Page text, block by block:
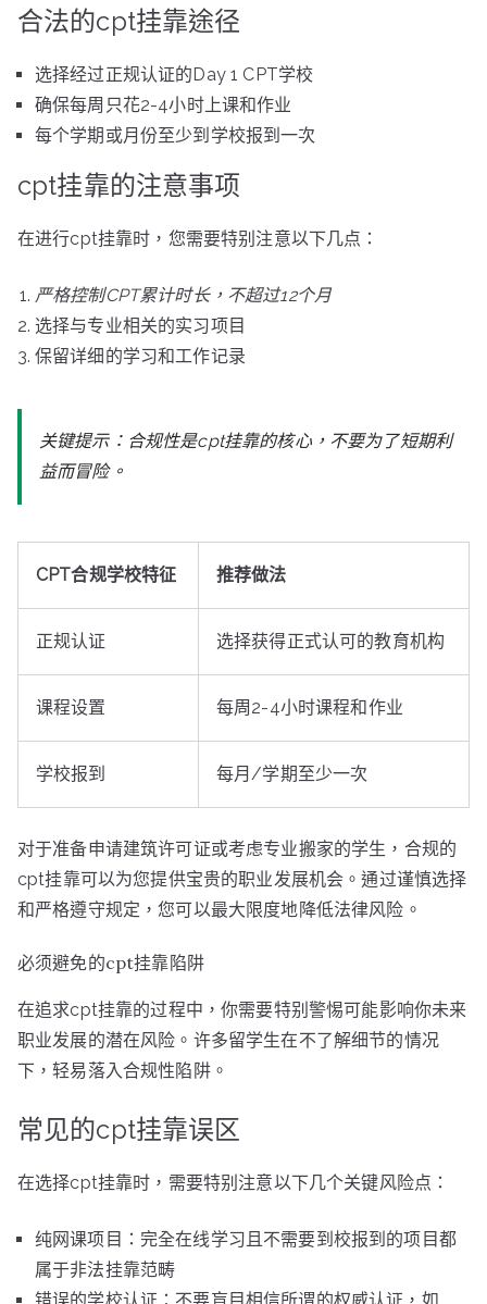
合法的cpt挂靠途径
选择经过正规认证的Day 1 CPT学校
确保每周只花2-4小时上课和作业
每个学期或月份至少到学校报到一次
cpt挂靠的注意事项
在进行cpt挂靠时，您需要特别注意以下几点：
严格控制CPT累计时长，不超过12个月
选择与专业相关的实习项目
保留详细的学习和工作记录
关键提示：合规性是cpt挂靠的核心，不要为了短期利
益而冒险。
CPT合规学校特征 推荐做法
正规认证 选择获得正式认可的教育机构
课程设置 每周2-4小时课程和作业
学校报到 每月/学期至少一次
对于准备申请建筑许可证或考虑专业搬家的学生，合规的
cpt挂靠可以为您提供宝贵的职业发展机会。通过谨慎选择
和严格遵守规定，您可以最大限度地降低法律风险。
必须避免的cpt挂靠陷阱
在追求cpt挂靠的过程中，你需要特别警惕可能影响你未来
职业发展的潜在风险。许多留学生在不了解细节的情况
下，轻易落入合规性陷阱。
常见的cpt挂靠误区
在选择cpt挂靠时，需要特别注意以下几个关键风险点：
纯网课项目：完全在线学习且不需要到校报到的项目都
属于非法挂靠范畴